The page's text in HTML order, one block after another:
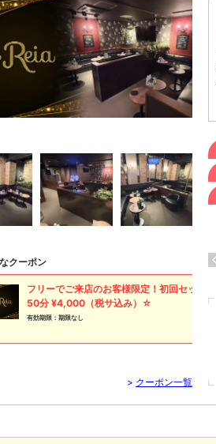
クーポン
フリーでご来店のお客様限定！初回セット
50分 ¥4,000（税サ込み）☆
有効期限：期限なし
> クーポン一覧